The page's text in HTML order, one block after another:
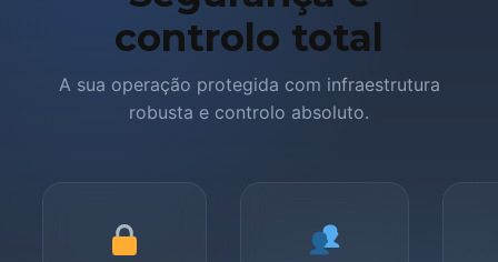
controlo total
A sua operação protegida com infraestrutura
robusta e controlo absoluto.